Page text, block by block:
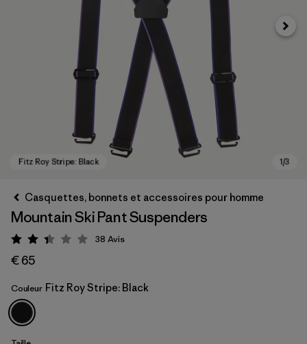
Fitz Roy Stripe: Black
Casquettes, bonnets et accessoires pour homme
Mountain Ski Pant Suspenders
Évaluation: 2.4 / 5
38 Avis
€ 65
Couleur Fitz Roy Stripe: Black